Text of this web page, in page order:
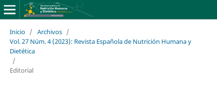
Inicio / Archivos /
Vol. 27 Núm. 4 (2023): Revista Española de Nutrición Humana y
Dietética
/
Editorial